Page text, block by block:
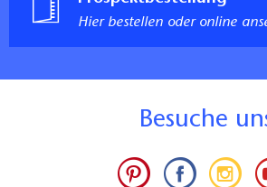
Hier bestellen oder online
Besuche